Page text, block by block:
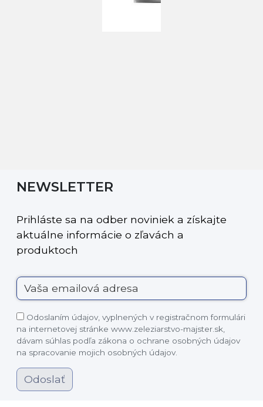
NEWSLETTER
Prihláste sa na odber noviniek a získajte
aktuálne informácie o zľavách a
produktoch
Odoslaním údajov, vyplnených v registračnom formulári
na internetovej stránke www.zeleziarstvo-majster.sk,
dávam súhlas podľa zákona o ochrane osobných údajov
na spracovanie mojich osobných údajov.
Odoslať